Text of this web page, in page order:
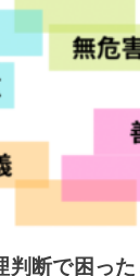
判断で困っ